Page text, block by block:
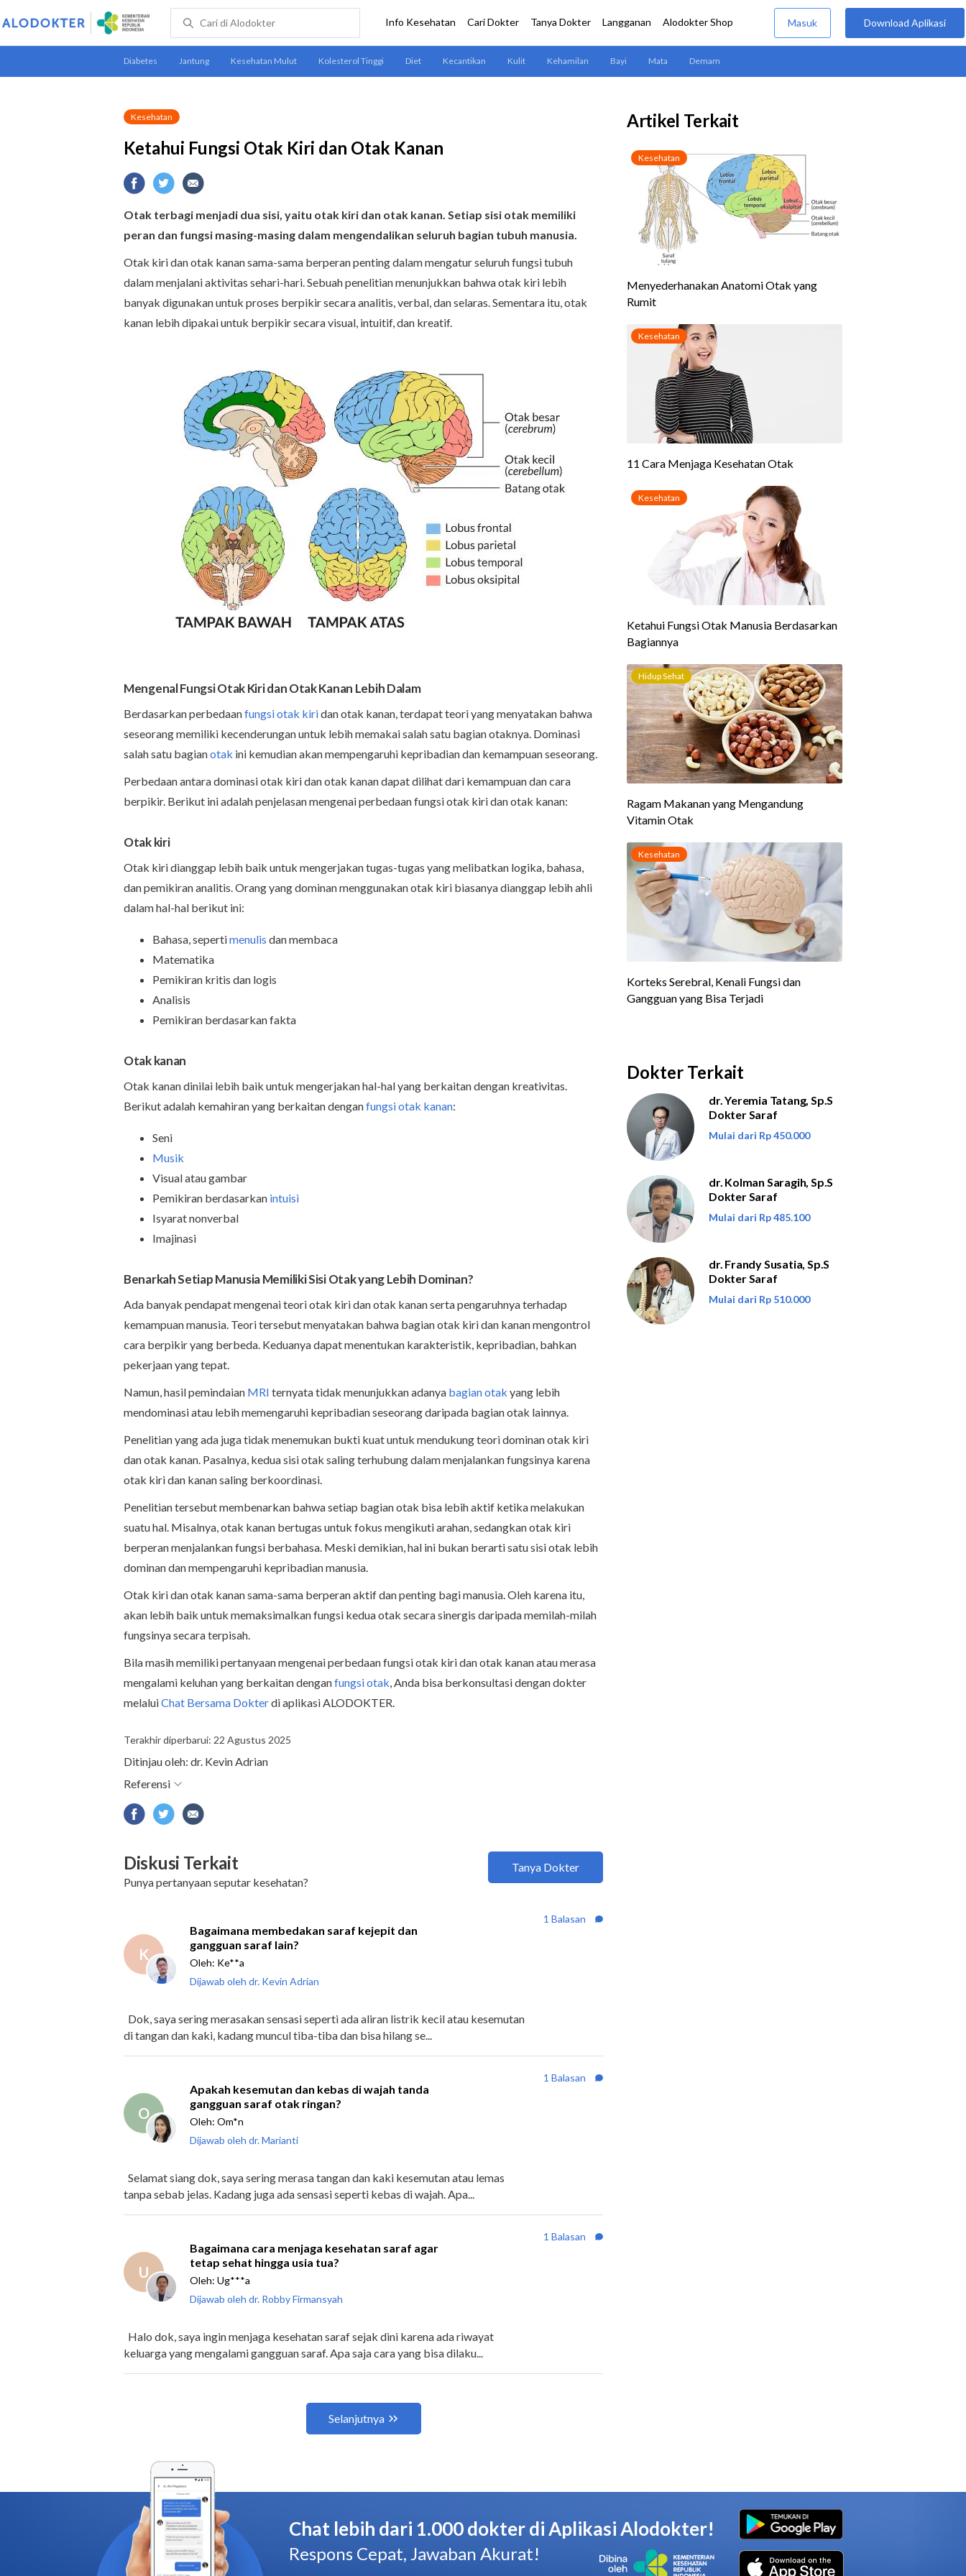
Kesehatan
Ketahui Fungsi Otak Kiri dan Otak Kanan
Otak terbagi menjadi dua sisi, yaitu otak kiri dan otak kanan. Setiap sisi otak memiliki
peran dan fungsi masing-masing dalam mengendalikan seluruh bagian tubuh manusia.
Otak kiri dan otak kanan sama-sama berperan penting dalam mengatur seluruh fungsi tubuh
dalam menjalani aktivitas sehari-hari. Sebuah penelitian menunjukkan bahwa otak kiri lebih
banyak digunakan untuk proses berpikir secara analitis, verbal, dan selaras. Sementara itu, otak
kanan lebih dipakai untuk berpikir secara visual, intuitif, dan kreatif.
Mengenal Fungsi Otak Kiri dan Otak Kanan Lebih Dalam
Berdasarkan perbedaanfungsi otak kiridan otak kanan, terdapat teori yang menyatakan bahwa
seseorang memiliki kecenderungan untuk lebih memakai salah satu bagian otaknya. Dominasi
salah satu bagianotak ini kemudian akan mempengaruhi kepribadian dan kemampuan seseorang.
Perbedaan antara dominasi otak kiri dan otak kanan dapat dilihat dari kemampuan dan cara
berpikir. Berikut ini adalah penjelasan mengenai perbedaan fungsi otak kiri dan otak kanan:
Otak kiri
Otak kiri dianggap lebih baik untuk mengerjakan tugas-tugas yang melibatkan logika, bahasa,
dan pemikiran analitis. Orang yang dominan menggunakan otak kiri biasanya dianggap lebih ahli
dalam hal-hal berikut ini:
Bahasa, sepertimenulis dan membaca
Matematika
Pemikiran kritis dan logis
Analisis
Pemikiran berdasarkan fakta
Otak kanan
Otak kanan dinilai lebih baik untuk mengerjakan hal-hal yang berkaitan dengan kreativitas.
Berikut adalah kemahiran yang berkaitan denganfungsi otak kanan:
Seni
Musik
Visual atau gambar
Pemikiran berdasarkan intuisi
Isyarat nonverbal
Imajinasi
Benarkah Setiap Manusia Memiliki Sisi Otak yang Lebih Dominan?
Ada banyak pendapat mengenai teori otak kiri dan otak kanan serta pengaruhnya terhadap
kemampuan manusia. Teori tersebut menyatakan bahwa bagian otak kiri dan kanan mengontrol
cara berpikir yang berbeda. Keduanya dapat menentukan karakteristik, kepribadian, bahkan
pekerjaan yang tepat.
Namun, hasil pemindaian MRI ternyata tidak menunjukkan adanya bagian otak yang lebih
mendominasi atau lebih memengaruhi kepribadian seseorang daripada bagian otak lainnya.
Penelitian yang ada juga tidak menemukan bukti kuat untuk mendukung teori dominan otak kiri
dan otak kanan. Pasalnya, kedua sisi otak saling terhubung dalam menjalankan fungsinya karena
otak kiri dan kanan saling berkoordinasi.
Penelitian tersebut membenarkan bahwa setiap bagian otak bisa lebih aktif ketika melakukan
suatu hal. Misalnya, otak kanan bertugas untuk fokus mengikuti arahan, sedangkan otak kiri
berperan menjalankan fungsi berbahasa. Meski demikian, hal ini bukan berarti satu sisi otak lebih
dominan dan mempengaruhi kepribadian manusia.
Otak kiri dan otak kanan sama-sama berperan aktif dan penting bagi manusia. Oleh karena itu,
akan lebih baik untuk memaksimalkan fungsi kedua otak secara sinergis daripada memilah-milah
fungsinya secara terpisah.
Bila masih memiliki pertanyaan mengenai perbedaan fungsi otak kiri dan otak kanan atau merasa
mengalami keluhan yang berkaitan denganfungsi otak, Anda bisa berkonsultasi dengan dokter
melaluiChat Bersama Dokterdi aplikasi ALODOKTER.
Terakhir diperbarui: 22 Agustus 2025
Artikel Terkait
Dokter Terkait